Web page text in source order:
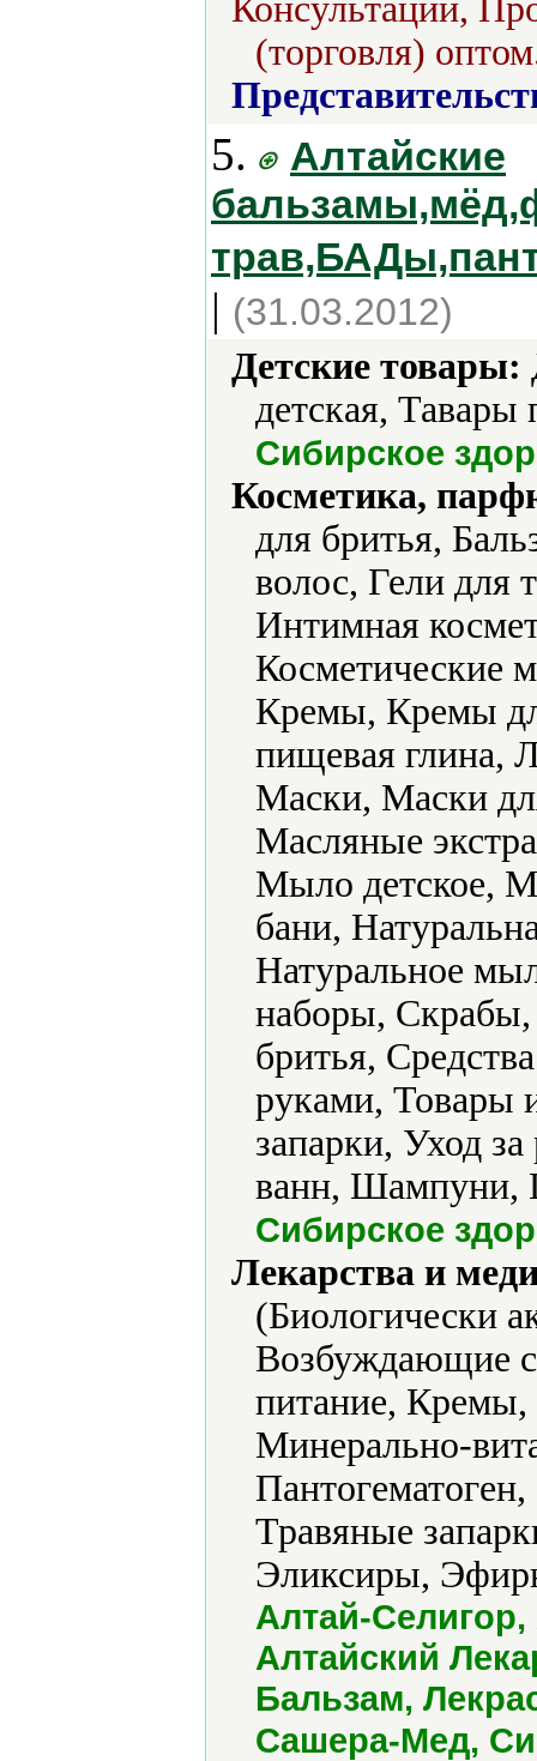
Консультации,
(торговля)
5.
Алтайские
| (31.03.2012)
Детские товары:
детская,
Сибирское
Косметика,
для бритья,
волос, Гели для
Интимная
Косметические
Кремы, Кремы
пищевая глина,
Маски, Маски
Масляные
Мыло детское,
бани,
Натуральное
наборы, Скрабы,
бритья,
руками, Товары
запарки, Уход
ванн, Шампуни,
Сибирское
Лекарства и
(Биологически
Возбуждающие
питание, Кремы,
Минерально-
Травяные
Эликсиры,
Алтай-Селигор,
Алтайский
Бальзам,
Сашера-Мед,